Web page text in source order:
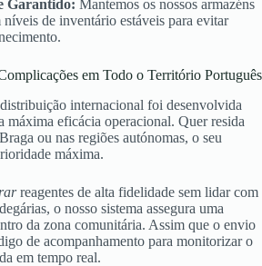
Garantido: Mantemos os nossos armazéns
de inventário estáveis para evitar
em Todo o Território Português
internacional foi desenvolvida
máxima eficácia operacional. Quer resida
ou nas regiões autónomas, o seu
máxima.
reagentes de alta fidelidade sem lidar com
o nosso sistema assegura uma
da zona comunitária. Assim que o envio
de acompanhamento para monitorizar o
em tempo real.